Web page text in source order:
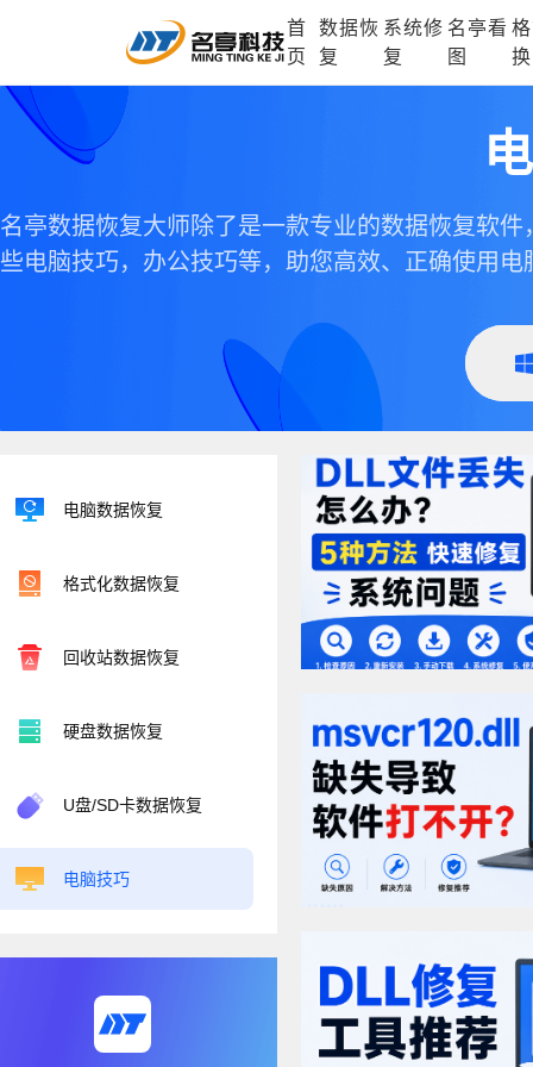
首
页
数据恢
复
系统修
复
名亭看
图
换
DLL修复中心 电脑数据恢复 格式化数据
名亭数据恢复大师除了是一款专业的数据恢复软
些电脑技巧，办公技巧等，助您高效、正确使用电
电脑数据恢复
格式化数据恢复
回收站数据恢复
硬盘数据恢复
U盘/SD卡数据恢复
电脑技巧